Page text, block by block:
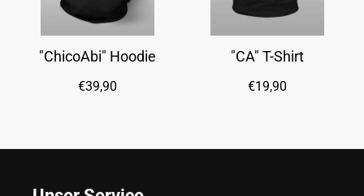
"ChicoAbi" Hoodie
€39,90
"CA" T-Shirt
€19,90